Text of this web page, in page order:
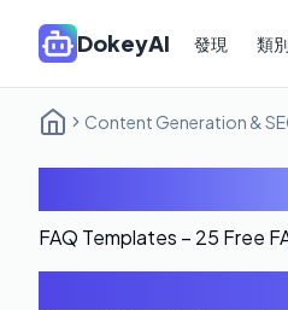
DokeyAI 發現 類別
Content Generation &
FAQ Templates – 25 Free